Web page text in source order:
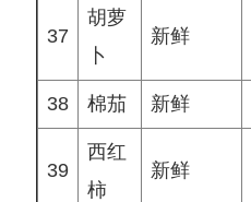
37
胡萝
卜
新鲜
38 棉茄 新鲜
39
西红
柿
新鲜